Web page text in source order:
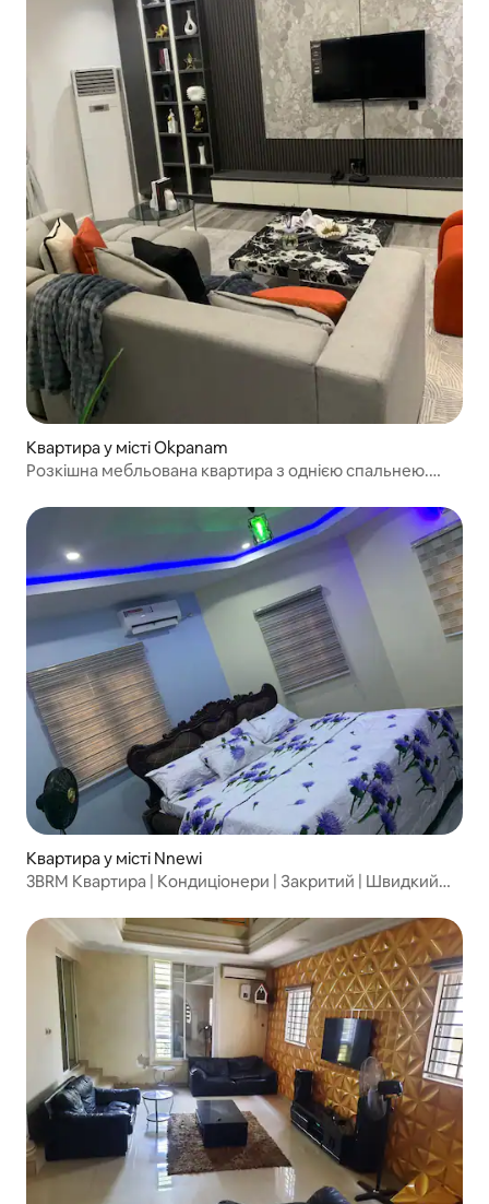
Квартира у місті Okpanam
Розкішна мебльована квартира з однією спальнею.
Квартира у місті Nnewi
3BRM Квартира | Кондиціонери | Закритий | Швидкий